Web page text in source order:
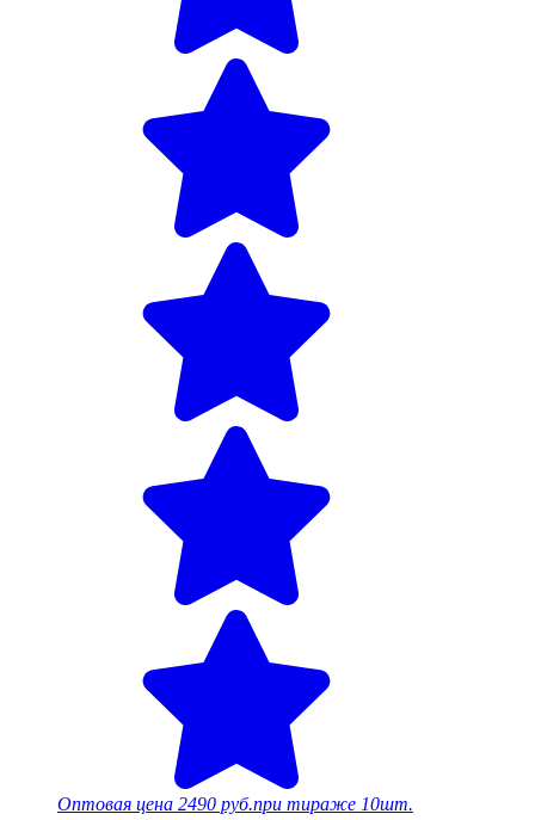
Оптовая цена 2490 руб.при тираже 10шт.